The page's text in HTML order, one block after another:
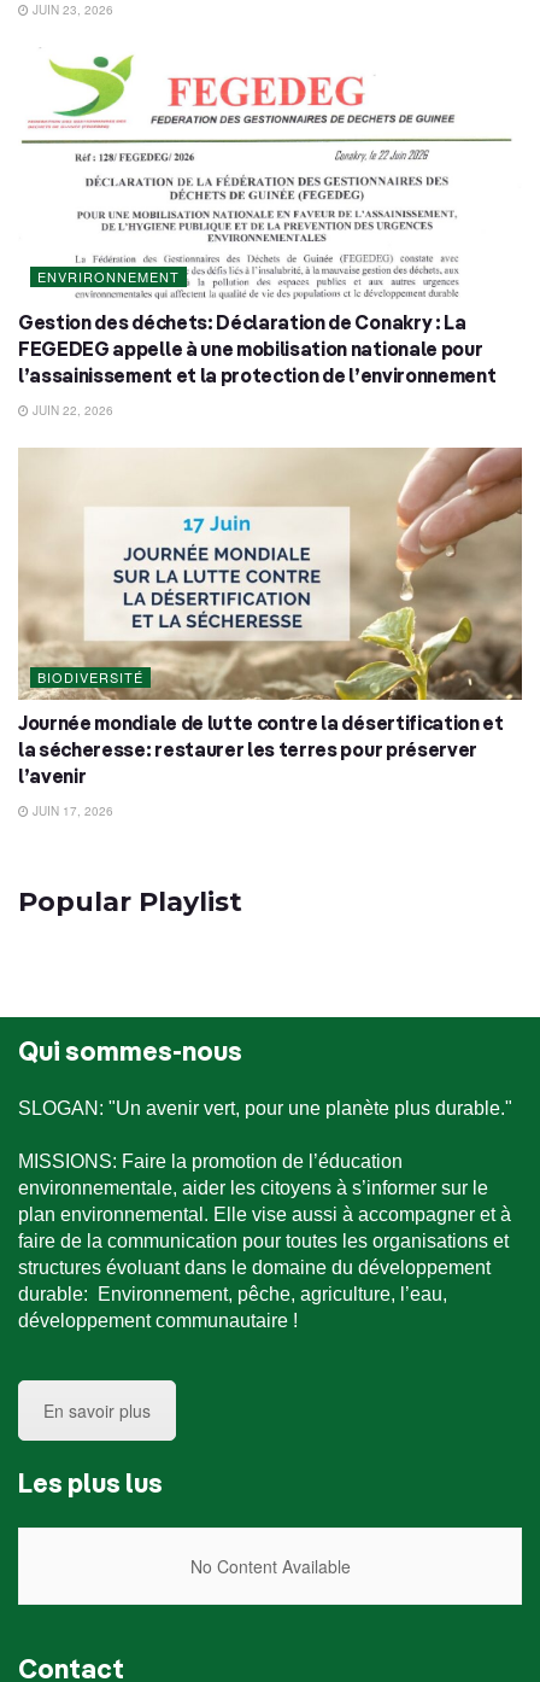
JUIN 23, 2026
ENVRIRONNEMENT
Gestion des déchets: Déclaration de Conakry : La
FEGEDEG appelle à une mobilisation nationale pour
l’assainissement et la protection de l’environnement
JUIN 22, 2026
BIODIVERSITÉ
Journée mondiale de lutte contre la désertification et
la sécheresse: restaurer les terres pour préserver
l’avenir
JUIN 17, 2026
Popular Playlist
Qui sommes-nous
SLOGAN: "Un avenir vert, pour une planète plus durable."
MISSIONS: Faire la promotion de l’éducation
environnementale, aider les citoyens à s’informer sur le
plan environnemental. Elle vise aussi à accompagner et à
faire de la communication pour toutes les organisations et
structures évoluant dans le domaine du développement
durable: Environnement, pêche, agriculture, l’eau,
développement communautaire !
En savoir plus
Les plus lus
No Content Available
Contact